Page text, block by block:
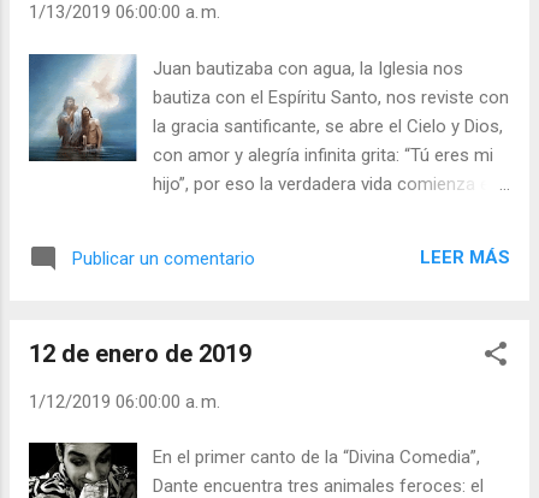
nos llena la vida ofreciéndonos la gracia de
Lecturas del Día (+ Leer ). | Evangelio y
Meditación (+ Leer ) | | Santo del día (+ Leer
) | Laudes (+ Leer ) | Vísperas (+ Leer ) |
1/13/2019 06:00:00 a. m.
Juan bautizaba con agua, la Iglesia nos
bautiza con el Espíritu Santo, nos reviste con
la gracia santificante, se abre el Cielo y Dios,
con amor y alegría infinita grita: “Tú eres mi
hijo”, por eso la verdadera vida comienza el
80 años. Dos años después estaba
comenzó con mi bautismo”. - ¿Sabemos la
interesado en saberla? - ¿Valoramos ser
habernos elegido para ser discípulos suyos?
Publicar un comentario LEER MÁS
12 de enero de 2019
1/12/2019 06:00:00 a. m.
En el primer canto de la “Divina Comedia”,
Dante encuentra tres animales feroces: el